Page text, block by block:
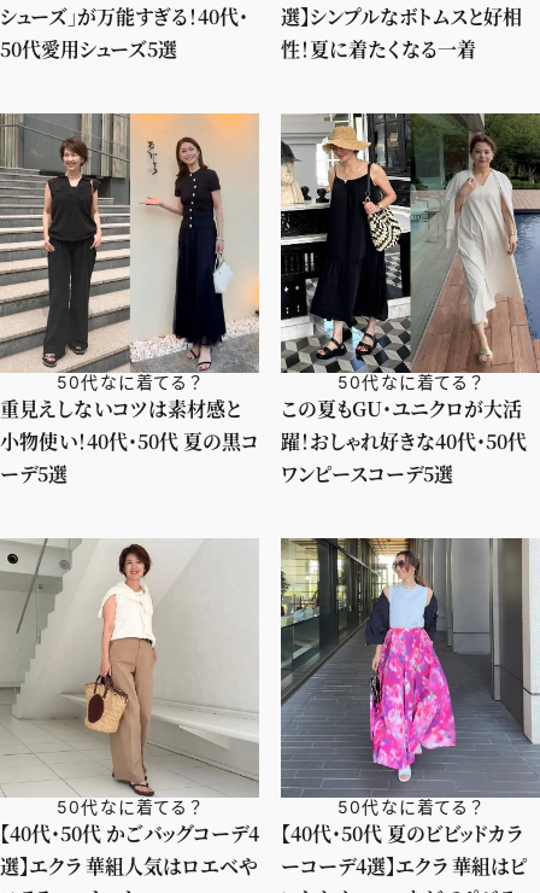
シューズ」が万能すぎる！40代・
50代愛用シューズ5選
選】シンプルなボトムスと好相
性！夏に着たくなる一着
50代なに着てる？
重見えしないコツは素材感と
小物使い！40代・50代 夏の黒コ
ーデ5選
50代なに着てる？
この夏もGU・ユニクロが大活
躍！おしゃれ好きな40代・50代
ワンピースコーデ5選
50代なに着てる？
【40代・50代 かごバッグコーデ4
選】エクラ 華組人気はロエベや
50代なに着てる？
【40代・50代 夏のビビッドカラ
ーコーデ4選】エクラ 華組はピ